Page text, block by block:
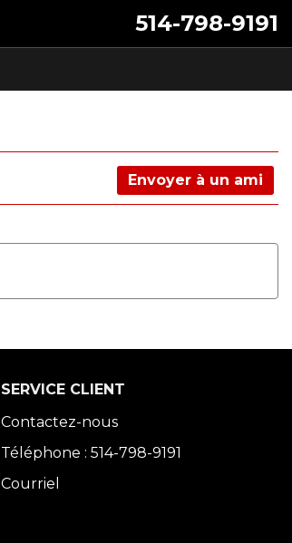
514-798-9191
Envoyer à un ami
SERVICE CLIENT
Contactez-nous
Téléphone : 514-798-9191
Courriel